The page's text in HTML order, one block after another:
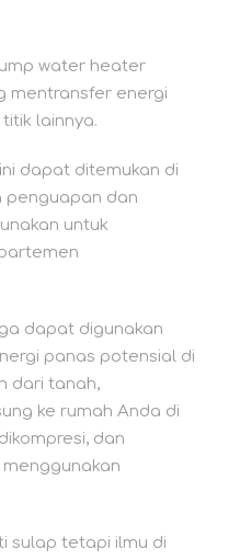
water heater
mentransfer energi
lainnya.
dapat ditemukan di
penguapan dan
untuk
dapat digunakan
panas potensial di
dari tanah,
ke rumah Anda di
dan
sulap tetapi ilmu di